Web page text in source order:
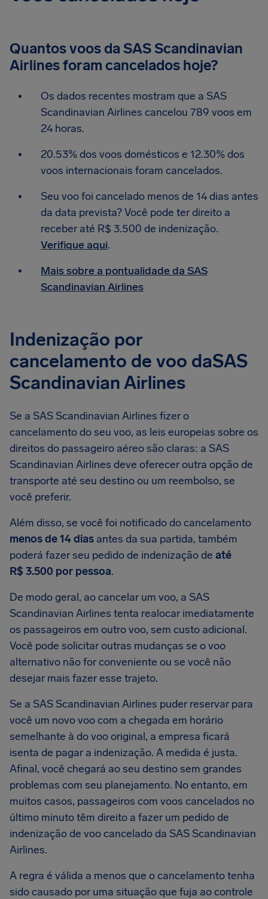
Quantos voos da SAS Scandinavian
Airlines foram cancelados hoje?
Os dados recentes mostram que a SAS
Scandinavian Airlines cancelou 789 voos em
24 horas.
20.53% dos voos domésticos e 12.30% dos
voos internacionais foram cancelados.
Seu voo foi cancelado menos de 14 dias antes
da data prevista? Você pode ter direito a
receber até R$ 3.500 de indenização.
Verifique aqui.
Mais sobre a pontualidade da SAS
Scandinavian Airlines
Indenização por
cancelamento de voo daSAS
Scandinavian Airlines
Se a SAS Scandinavian Airlines fizer o
cancelamento do seu voo, as leis europeias sobre os
direitos do passageiro aéreo são claras: a SAS
Scandinavian Airlines deve oferecer outra opção de
transporte até seu destino ou um reembolso, se
você preferir.
Além disso, se você foi notificado do cancelamento
menos de 14 dias antes da sua partida, também
poderá fazer seu pedido de indenização de até
R$ 3.500 por pessoa.
De modo geral, ao cancelar um voo, a SAS
Scandinavian Airlines tenta realocar imediatamente
os passageiros em outro voo, sem custo adicional.
Você pode solicitar outras mudanças se o voo
alternativo não for conveniente ou se você não
desejar mais fazer esse trajeto.
Se a SAS Scandinavian Airlines puder reservar para
você um novo voo com a chegada em horário
semelhante à do voo original, a empresa ficará
isenta de pagar a indenização. A medida é justa.
Afinal, você chegará ao seu destino sem grandes
problemas com seu planejamento. No entanto, em
muitos casos, passageiros com voos cancelados no
último minuto têm direito a fazer um pedido de
indenização de voo cancelado da SAS Scandinavian
Airlines.
A regra é válida a menos que o cancelamento tenha
sido causado por uma situação que fuja ao controle